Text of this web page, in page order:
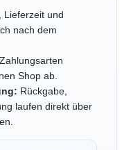
Lieferzeit und
nach dem
Shop ab.
Rückgabe,
laufen direkt über